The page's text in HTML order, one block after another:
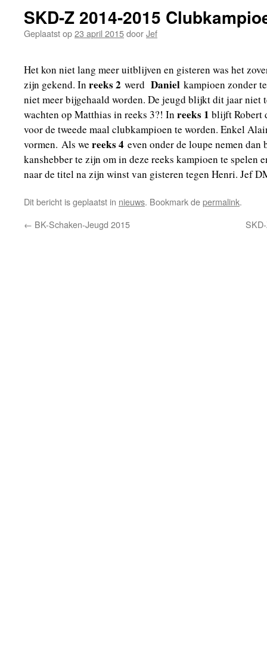
SKD-Z 2014-2015
Geplaatst op23 april 2015doorJef
Het kon niet lang meer uitblijven en gisteren was het
zijn gekend. In reeks 2 werd Daniel kampioen zonder
niet meer bijgehaald worden. De jeugd blijkt dit jaar niet
wachten op Matthias in reeks 3?! In reeks 1 blijft Robert
voor de tweede maal clubkampioen te worden. Enkel
vormen. Als we reeks 4 even onder de loupe nemen
kanshebber te zijn om in deze reeks kampioen te spelen
naar de titel na zijn winst van gisteren tegen Henri. Jef
Dit bericht is geplaatst in nieuws. Bookmark depermalink.
← BK-Schaken-Jeugd 2015